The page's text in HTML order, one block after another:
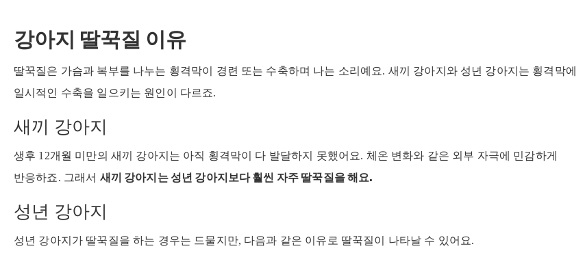
강아지 딸꾹질 이유
딸꾹질은 가슴과 복부를 나누는 횡격막이 경련 또는 수축하며 나는 소리예요. 새끼 강아지와 성년 강아지는 횡격막에
일시적인 수축을 일으키는 원인이 다르죠.
새끼 강아지
생후 12개월 미만의 새끼 강아지는 아직 횡격막이 다 발달하지 못했어요. 체온 변화와 같은 외부 자극에 민감하게
반응하죠. 그래서 새끼 강아지는 성년 강아지보다 훨씬 자주 딸꾹질을 해요.
성년 강아지
성년 강아지가 딸꾹질을 하는 경우는 드물지만, 다음과 같은 이유로 딸꾹질이 나타날 수 있어요.